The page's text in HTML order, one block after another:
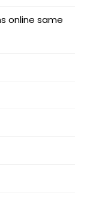
online same